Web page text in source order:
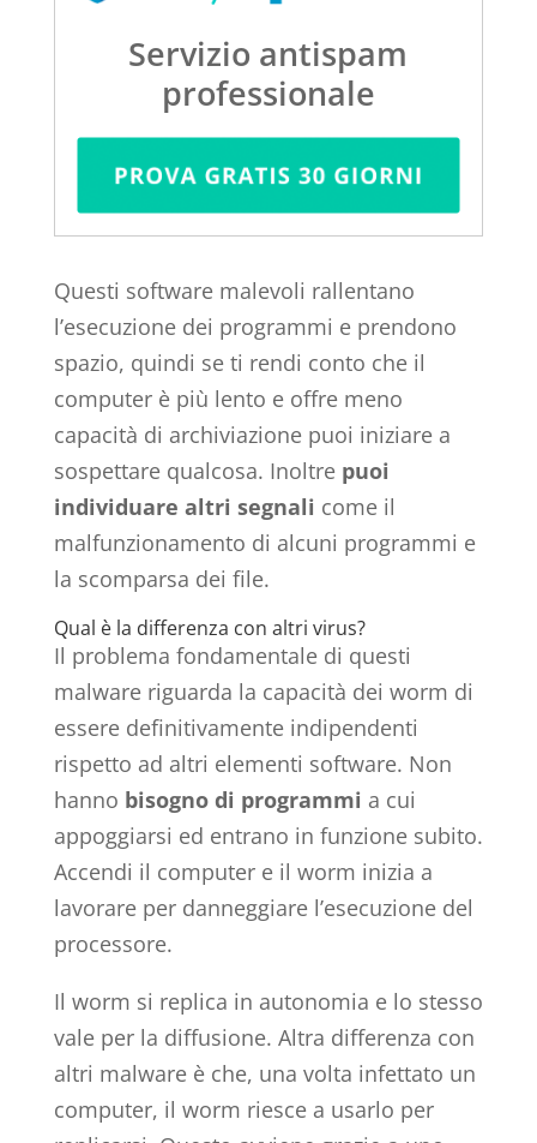
Servizio antispam
professionale
Questi software malevoli rallentano
l’esecuzione dei programmi e prendono
spazio, quindi se ti rendi conto che il
computer è più lento e offre meno
capacità di archiviazione puoi iniziare a
sospettare qualcosa. Inoltre puoi
individuare altri segnali come il
malfunzionamento di alcuni programmi e
la scomparsa dei file.
Qual è la differenza con altri virus?
Il problema fondamentale di questi
malware riguarda la capacità dei worm di
essere definitivamente indipendenti
rispetto ad altri elementi software. Non
hanno bisogno di programmi a cui
appoggiarsi ed entrano in funzione subito.
Accendi il computer e il worm inizia a
lavorare per danneggiare l’esecuzione del
processore.
Il worm si replica in autonomia e lo stesso
vale per la diffusione. Altra differenza con
altri malware è che, una volta infettato un
computer, il worm riesce a usarlo per